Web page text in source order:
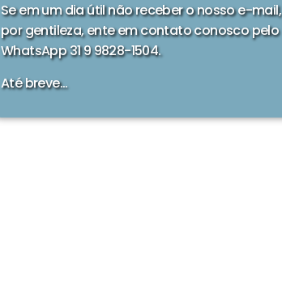
Se em um dia útil não receber o nosso e-mail,
por gentileza, ente em contato conosco pelo
WhatsApp 31 9 9828-1504.
Até breve…